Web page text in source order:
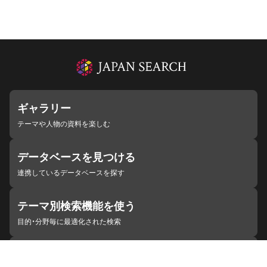
ギャラリー
テーマや人物の資料を楽しむ
データベースを見つける
連携しているデータベースを探す
テーマ別検索機能を使う
目的・分野毎に最適化された検索